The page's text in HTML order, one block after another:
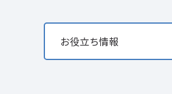
お役立ち情報